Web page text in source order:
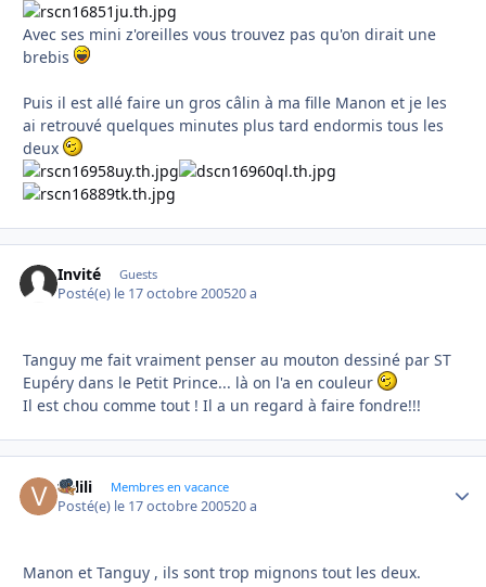
Avec ses mini z'oreilles vous trouvez pas qu'on dirait une
brebis
Puis il est allé faire un gros câlin à ma fille Manon et je les
ai retrouvé quelques minutes plus tard endormis tous les
deux
Invité Guests
Posté(e) le 17 octobre 200520 a
Tanguy me fait vraiment penser au mouton dessiné par ST
Eupéry dans le Petit Prince... là on l'a en couleur
Il est chou comme tout ! Il a un regard à faire fondre!!!
valili Membres en vacance
Posté(e) le 17 octobre 200520 a
Manon et Tanguy , ils sont trop mignons tout les deux.